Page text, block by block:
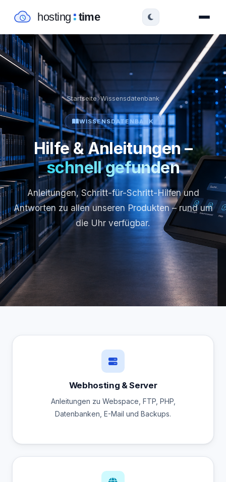
Startseite Wissensdatenbank
WISSENSDATENBANK
Hilfe & Anleitungen –
schnell gefunden
Anleitungen, Schritt-für-Schritt-Hilfen und
Antworten zu allen unseren Produkten – rund um
die Uhr verfügbar.
Webhosting & Server
Anleitungen zu Webspace, FTP, PHP,
Datenbanken, E-Mail und Backups.